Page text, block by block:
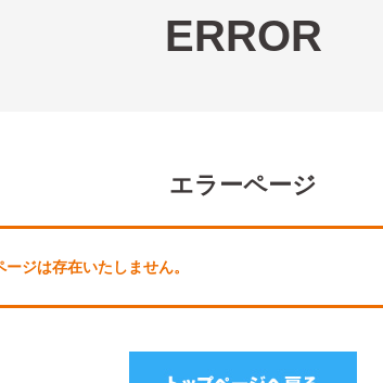
ERROR
エラーページ
は存在いたしません。